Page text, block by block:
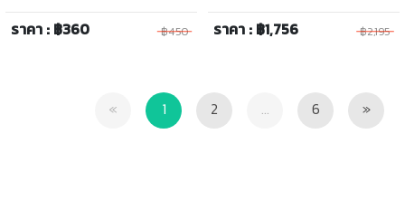
ราคา : ฿360 ฿450 ราคา : ฿1,756 ฿2,195
« Previous1 2 ... 6 »Next